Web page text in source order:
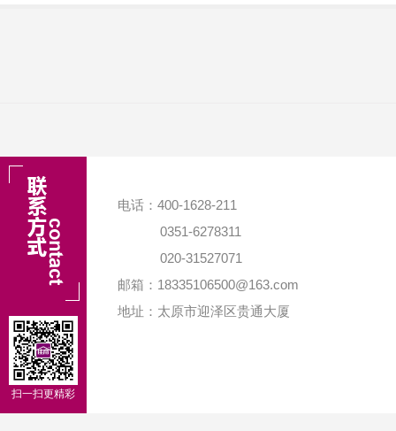
扫一扫更精彩
电话：400-1628-211
0351-6278311
020-31527071
邮箱：18335106500@163.com
地址：太原市迎泽区贵通大厦